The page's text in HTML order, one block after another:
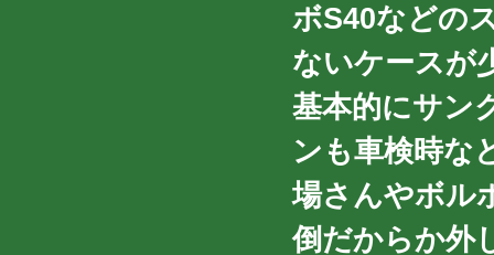
ボS40などの
ないケースが
基本的にサン
ンも車検時な
場さんやボル
倒だからか外